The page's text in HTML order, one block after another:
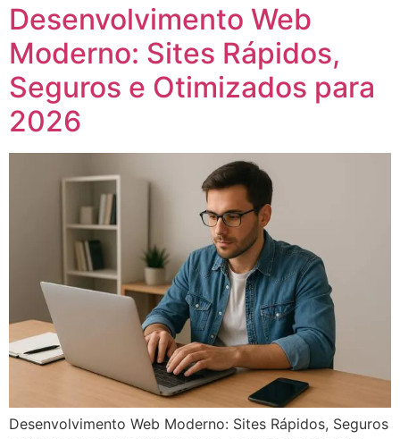
Desenvolvimento Web
Moderno: Sites Rápidos,
Seguros e Otimizados para
2026
Desenvolvimento Web Moderno: Sites Rápidos, Seguros